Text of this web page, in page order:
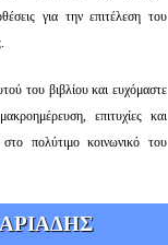
για την επιτέλεση του
του βιβλίου και ευχόμαστε
μακροημέρευση, επιτυχίες και
πολύτιμο κοινωνικό του